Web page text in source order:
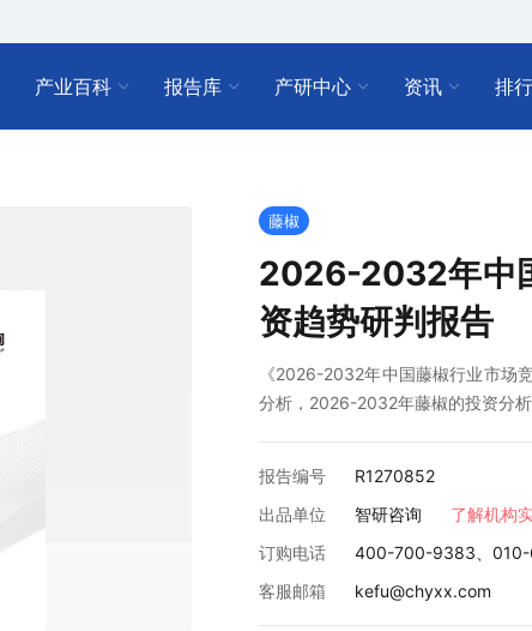
产业百科 报告库 产研中心 资讯 排
藤椒
2026-2032年中
资趋势研判报告
《2026-2032年中国藤椒行业市场
分析，2026-2032年藤椒的投资分
报告编号
R1270852
出品单位
智研咨询
了解机构
订购电话
400-700-9383、
客服邮箱
kefu@chyxx.com